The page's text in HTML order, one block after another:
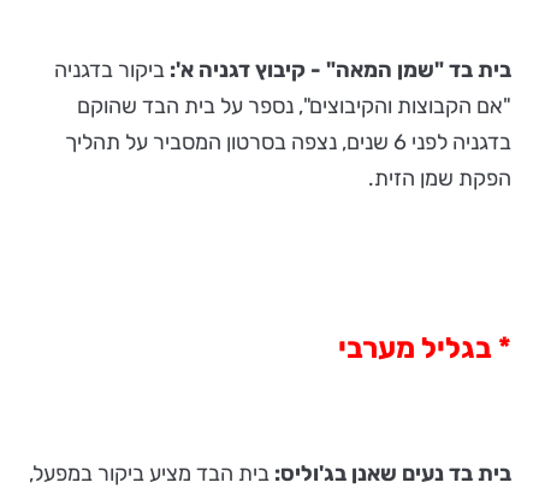
בית בד "שמן המאה" - קיבוץ דגניה א': ביקור בדגניה
"אם הקבוצות והקיבוצים", נספר על בית הבד שהוקם
בדגניה לפני 6 שנים, נצפה בסרטון המסביר על תהליך
הפקת שמן הזית.
* בגליל מערבי
בית בד נעים שאנן בג'וליס: בית הבד מציע ביקור במפעל,